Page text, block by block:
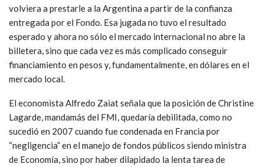
volviera a prestarle a la Argentina a partir de la confianza
entregada por el Fondo. Esa jugada no tuvo el resultado
esperado y ahora no sólo el mercado internacional no abre la
billetera, sino que cada vez es más complicado conseguir
financiamiento en pesos y, fundamentalmente, en dólares en el
mercado local.
El economista Alfredo Zaiat señala que la posición de Christine
Lagarde, mandamás del FMI, quedaría debilitada, como no
sucedió en 2007 cuando fue condenada en Francia por
“negligencia” en el manejo de fondos públicos siendo ministra
de Economía, sino por haber dilapidado la lenta tarea de